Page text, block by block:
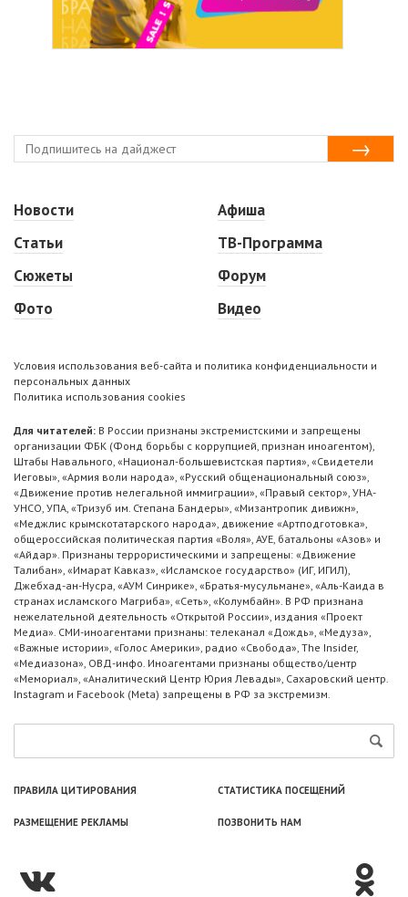
Новости
Статьи
Сюжеты
Фото
Афиша
ТВ-Программа
Форум
Видео
Условия использования веб-сайта и политика конфиденциальности и
персональных данных
Политика использования cookies
Для читателей: В России признаны экстремистскими и запрещены
организации ФБК (Фонд борьбы с коррупцией, признан иноагентом),
Штабы Навального, «Национал-большевистская партия», «Свидетели
Иеговы», «Армия воли народа», «Русский общенациональный союз»,
«Движение против нелегальной иммиграции», «Правый сектор», УНА-
УНСО, УПА, «Тризуб им. Степана Бандеры», «Мизантропик дивижн»,
«Меджлис крымскотатарского народа», движение «Артподготовка»,
общероссийская политическая партия «Воля», АУЕ, батальоны «Азов» и
«Айдар». Признаны террористическими и запрещены: «Движение
Талибан», «Имарат Кавказ», «Исламское государство» (ИГ, ИГИЛ),
Джебхад-ан-Нусра, «АУМ Синрике», «Братья-мусульмане», «Аль-Каида в
странах исламского Магриба», «Сеть», «Колумбайн». В РФ признана
нежелательной деятельность «Открытой России», издания «Проект
Медиа». СМИ-иноагентами признаны: телеканал «Дождь», «Медуза»,
«Важные истории», «Голос Америки», радио «Свобода», The Insider,
«Медиазона», ОВД-инфо. Иноагентами признаны общество/центр
«Мемориал», «Аналитический Центр Юрия Левады», Сахаровский центр.
Instagram и Facebook (Metа) запрещены в РФ за экстремизм.
ПРАВИЛА ЦИТИРОВАНИЯ СТАТИСТИКА ПОСЕЩЕНИЙ
РАЗМЕЩЕНИЕ РЕКЛАМЫ ПОЗВОНИТЬ НАМ